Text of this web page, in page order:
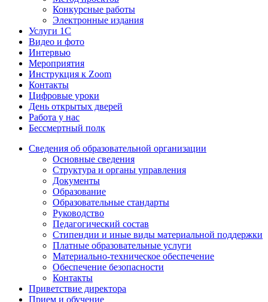
Конкурсные работы
Электронные издания
Услуги 1C
Видео и фото
Интервью
Мероприятия
Инструкция к Zoom
Контакты
Цифровые уроки
День открытых дверей
Работа у нас
Бессмертный полк
Сведения об образовательной организации
Основные сведения
Структура и органы управления
Документы
Образование
Образовательные стандарты
Руководство
Педагогический состав
Стипендии и иные виды материальной поддержки
Платные образовательные услуги
Материально-техническое обеспечение
Обеспечение безопасности
Контакты
Приветствие директора
Прием и обучение